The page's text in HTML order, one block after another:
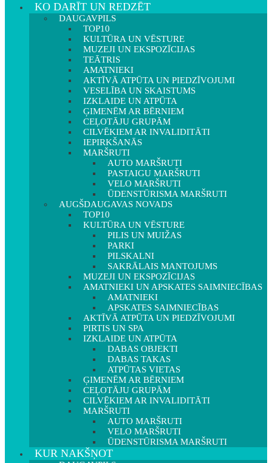
KO DARĪT UN REDZĒT
DAUGAVPILS
TOP10
KULTŪRA UN VĒSTURE
MUZEJI UN EKSPOZĪCIJAS
TEĀTRIS
AMATNIEKI
AKTĪVĀ ATPŪTA UN PIEDZĪVOJUMI
VESELĪBA UN SKAISTUMS
IZKLAIDE UN ATPŪTA
ĢIMENĒM AR BĒRNIEM
CEĻOTĀJU GRUPĀM
CILVĒKIEM AR INVALIDITĀTI
IEPIRKŠANĀS
MARŠRUTI
AUTO MARŠRUTI
PASTAIGU MARŠRUTI
VELO MARŠRUTI
ŪDENSTŪRISMA MARŠRUTI
AUGŠDAUGAVAS NOVADS
TOP10
KULTŪRA UN VĒSTURE
PILIS UN MUIŽAS
PARKI
PILSKALNI
SAKRĀLAIS MANTOJUMS
MUZEJI UN EKSPOZĪCIJAS
AMATNIEKI UN APSKATES SAIMNIECĪBAS
AMATNIEKI
APSKATES SAIMNIECĪBAS
AKTĪVĀ ATPŪTA UN PIEDZĪVOJUMI
PIRTIS UN SPA
IZKLAIDE UN ATPŪTA
DABAS OBJEKTI
DABAS TAKAS
ATPŪTAS VIETAS
ĢIMENĒM AR BĒRNIEM
CEĻOTĀJU GRUPĀM
CILVĒKIEM AR INVALIDITĀTI
MARŠRUTI
AUTO MARŠRUTI
VELO MARŠRUTI
ŪDENSTŪRISMA MARŠRUTI
KUR NAKŠŅOT